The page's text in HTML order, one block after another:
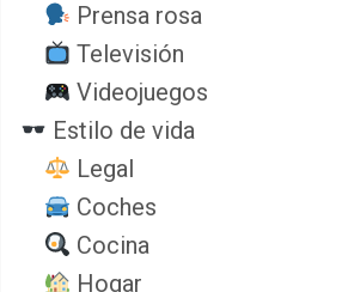
Prensa rosa
Televisión
Videojuegos
Estilo de vida
Legal
Coches
Cocina
Hogar